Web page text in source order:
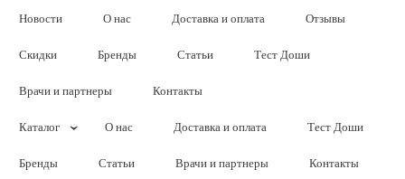
Новости О нас Доставка и оплата Отзывы
Скидки Бренды Статьи Тест Доши
Врачи и партнеры Контакты
Каталог О нас Доставка и оплата Тест Доши
Бренды Статьи Врачи и партнеры Контакты